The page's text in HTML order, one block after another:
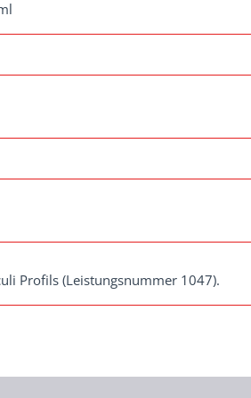
Profils (Leistungsnummer 1047).